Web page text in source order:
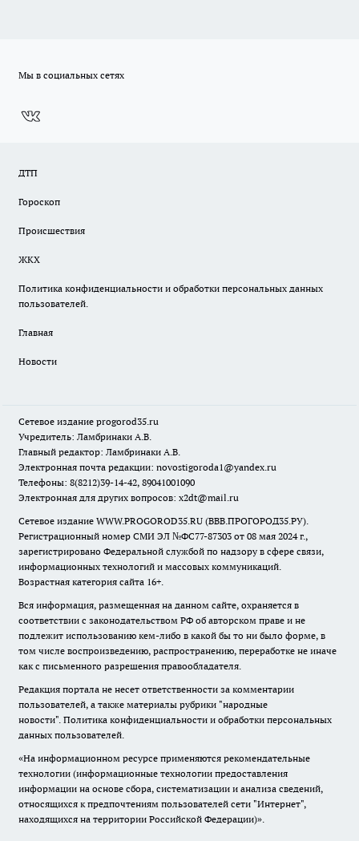
Мы в социальных сетях
ДТП
Гороскоп
Происшествия
ЖКХ
Политика конфиденциальности и обработки персональных данных
пользователей.
Главная
Новости
Сетевое издание progorod35.ru
Учредитель: Ламбринаки А.В.
Главный редактор: Ламбринаки А.В.
Электронная почта редакции: novostigoroda1@yandex.ru
Телефоны: 8(8212)39-14-42, 89041001090
Электронная для других вопросов: x2dt@mail.ru
Сетевое издание WWW.PROGOROD35.RU (ВВВ.ПРОГОРОД35.РУ).
Регистрационный номер СМИ ЭЛ №ФС77-87303 от 08 мая 2024 г.,
зарегистрировано Федеральной службой по надзору в сфере связи,
информационных технологий и массовых коммуникаций.
Возрастная категория сайта 16+.
Вся информация, размещенная на данном сайте, охраняется в
соответствии с законодательством РФ об авторском праве и не
подлежит использованию кем-либо в какой бы то ни было форме, в
том числе воспроизведению, распространению, переработке не иначе
как с письменного разрешения правообладателя.
Редакция портала не несет ответственности за комментарии
пользователей, а также материалы рубрики "народные
новости". Политика конфиденциальности и обработки персональных
данных пользователей.
«На информационном ресурсе применяются рекомендательные
технологии (информационные технологии предоставления
информации на основе сбора, систематизации и анализа сведений,
относящихся к предпочтениям пользователей сети "Интернет",
находящихся на территории Российской Федерации)».